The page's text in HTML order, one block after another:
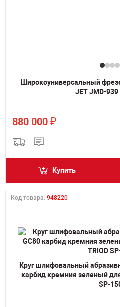
Широкоуниверсальный
JET JMD-939
880 000 ₽
Купить
Код товара: 948220
Круг шлифовальный
карбид кремния зеленый
SP-